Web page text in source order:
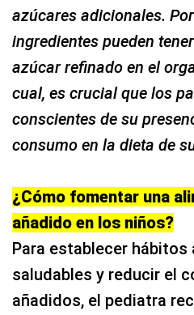
azúcares adicionales.
ingredientes pueden
azúcar refinado en el
cual, es crucial que los
conscientes de su
consumo en la dieta de
¿Cómo fomentar una
añadido en los niños?
Para establecer
saludables y reducir el
añadidos, el pediatra